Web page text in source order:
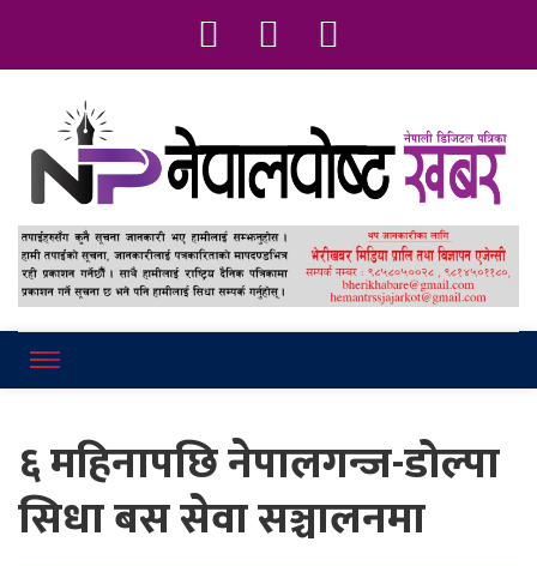
६ महिनापछि नेपालगन्ज-डोल्पा
सिधा बस सेवा सञ्चालनमा